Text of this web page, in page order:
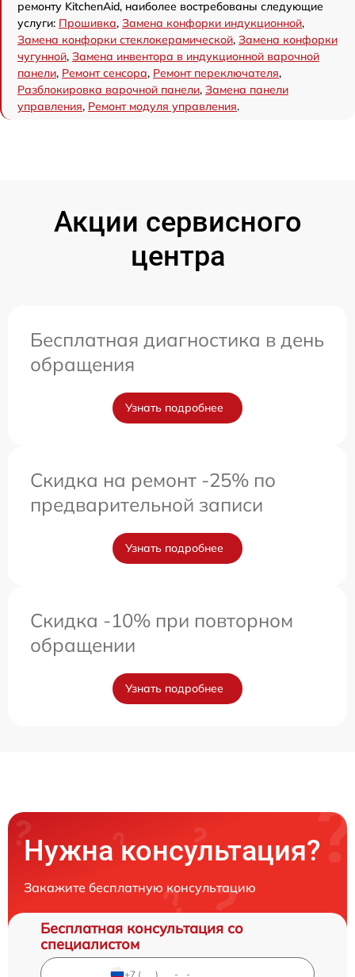
ремонту KitchenAid, наиболее востребованы следующие
услуги: Прошивка, Замена конфорки индукционной,
Замена конфорки стеклокерамической, Замена конфорки
чугунной, Замена инвентора в индукционной варочной
панели, Ремонт сенсора, Ремонт переключателя,
Разблокировка варочной панели, Замена панели
управления, Ремонт модуля управления.
Акции сервисного
центра
Бесплатная диагностика в день
обращения
Узнать подробнее
Скидка на ремонт -25% по
предварительной записи
Узнать подробнее
Скидка -10% при повторном
обращении
Узнать подробнее
Нужна консультация?
Закажите бесплатную консультацию
Бесплатная консультация со
специалистом